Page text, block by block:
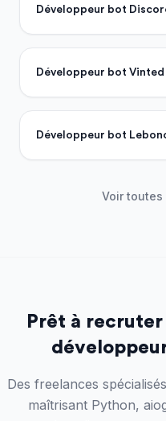
Développeur bot
Développeur bot Vinted
Développeur bot
Voir
Prêt à
Des freelances
maîtrisant Python,